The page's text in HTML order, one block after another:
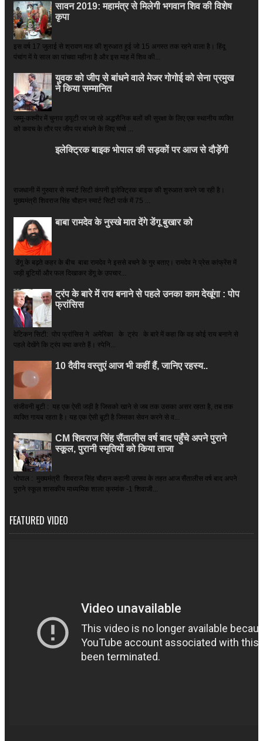
सावन 2019: महामंत्र से मिलेगी भगवान शिव की विशेष
कृपा
इस वर्ष 17 जुलाई से श्रावण माह की शुरुआत हुई जो 15 अगस्त तक रहने वाला है। हिंदू
पंचांग में ये साल का पांचवा महीना है और इस माह में शिव की...
युवक को जीप से बांधने वाले मेजर गोगोई को सेना प्रमुख
ने किया सम्‍मानित
जम्मू-कश्मीर में चुनाव ड्यूटी पर जा रहे अद्धसैनिक बलों की सुरक्षा के लिए एक स्थानीय व्यक्ति
को कवच के तौर पर जीप पर बांधने के लिए चर्चा ...
इलेक्ट्रिक बाइक भोपाल की सड़कों पर आज से दौड़ेंगी
राजधानी में गुरुवार से स्मार्ट सिटी कंपनी इलेक्ट्रिक बाइक की शुरुआत करने जा रही है।
मुख्यमंत्री शिवराज सिंह चौहान स्मार्ट सिटी पार्क में 75 ...
बाबा रामदेव के नुस्खे मात देंगे डेंगू बुखार को
डेंगू के बढ़ते कहर के बीच बाबा रामदेव ने इससे बचने के गुर बताए। रामदेव ने प्रेस कांफ्रेंस में
जड़ी बूटियों और फल दिखाकर डेंगू के उपचार...
ट्रंप के बारे में राय बनाने से पहले उनका काम देखूंगा : पोप
फ्रांसिस
वेटिकन सिटी: पोप फ्रांसिस ने अमेरिका के ट्रंप के बारे में कहा कि वह कोई राय बनाने से
पहले देखेंगे कि ट्रंप क्या करते हैं। स्पेनि...
10 दैवीय वस्तुएं आज भी कहीं हैं, जानिए रहस्य..
संजीवनी बूटी : यह एक ऐसी जड़ी है जिसको खाने से जब तक उसका असर रहता है, तब तक
व्यक्ति गायब रहता है। यह एक ऐसी बूटी है जिसका सेवन करने से व...
CM शिवराज सिंह सैंतालीस वर्ष बाद पहुँचे अपने पुराने
स्कूल, पुरानी स्मृतियों को किया ताजा
भोपाल : मुख्यमंत्री शिवराज सिंह चौहान कहानी उत्सव के तहत आज सैंतालीस वर्ष बाद अपने
पुराने स्कूल शासकीय माध्यमिक शाला क्रमांक -1 शिवाजी...
FEATURED VIDEO